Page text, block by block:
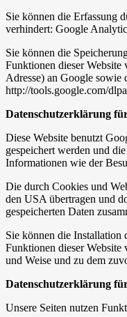
Sie können die Erfassung
verhindert: Google
Sie können die
Funktionen dieser
Adresse) an Google sowie
http://tools.google.com/
Datenschutzerklärung
Diese Website benutzt
gespeichert werden und
Informationen wie der
Die durch Cookies und
den USA übertragen und
gespeicherten Daten
Sie können die Installation
Funktionen dieser
und Weise und zu dem
Datenschutzerklärung
Unsere Seiten nutzen